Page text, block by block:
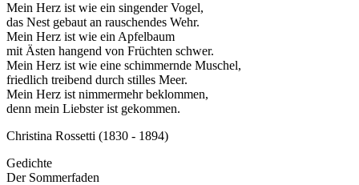
Mein Herz ist wie ein singender Vogel,
das Nest gebaut an rauschendes Wehr.
Mein Herz ist wie ein Apfelbaum
mit Ästen hangend von Früchten schwer.
Mein Herz ist wie eine schimmernde Muschel,
friedlich treibend durch stilles Meer.
Mein Herz ist nimmermehr beklommen,
denn mein Liebster ist gekommen.
Christina Rossetti (1830 - 1894)
Gedichte
Der Sommerfaden